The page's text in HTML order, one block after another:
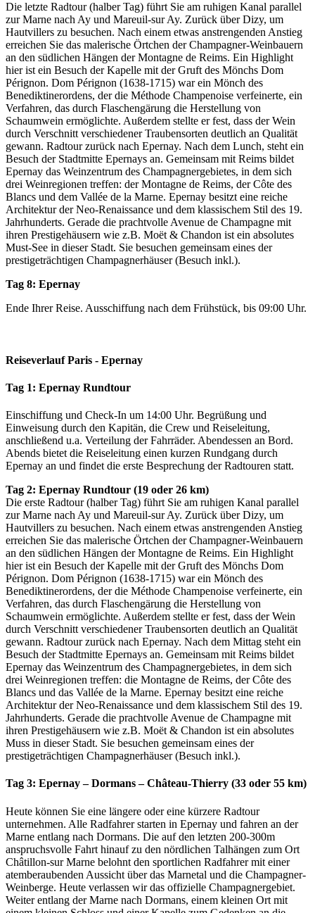
Die letzte Radtour (halber Tag) führt Sie am ruhigen Kanal parallel
zur Marne nach Ay und Mareuil-sur Ay. Zurück über Dizy, um
Hautvillers zu besuchen. Nach einem etwas anstrengenden Anstieg
erreichen Sie das malerische Örtchen der Champagner-Weinbauern
an den südlichen Hängen der Montagne de Reims. Ein Highlight
hier ist ein Besuch der Kapelle mit der Gruft des Mönchs Dom
Pérignon. Dom Pérignon (1638-1715) war ein Mönch des
Benediktinerordens, der die Méthode Champenoise verfeinerte, ein
Verfahren, das durch Flaschengärung die Herstellung von
Schaumwein ermöglichte. Außerdem stellte er fest, dass der Wein
durch Verschnitt verschiedener Traubensorten deutlich an Qualität
gewann. Radtour zurück nach Epernay. Nach dem Lunch, steht ein
Besuch der Stadtmitte Epernays an. Gemeinsam mit Reims bildet
Epernay das Weinzentrum des Champagnergebietes, in dem sich
drei Weinregionen treffen: der Montagne de Reims, der Côte des
Blancs und dem Vallée de la Marne. Epernay besitzt eine reiche
Architektur der Neo-Renaissance und dem klassischem Stil des 19.
Jahrhunderts. Gerade die prachtvolle Avenue de Champagne mit
ihren Prestigehäusern wie z.B. Moët & Chandon ist ein absolutes
Must-See in dieser Stadt. Sie besuchen gemeinsam eines der
prestigeträchtigen Champagnerhäuser (Besuch inkl.).
Tag 8: Epernay
Ende Ihrer Reise. Ausschiffung nach dem Frühstück, bis 09:00 Uhr.
Reiseverlauf Paris - Epernay
Tag 1: Epernay Rundtour
Einschiffung und Check-In um 14:00 Uhr. Begrüßung und
Einweisung durch den Kapitän, die Crew und Reiseleitung,
anschließend u.a. Verteilung der Fahrräder. Abendessen an Bord.
Abends bietet die Reiseleitung einen kurzen Rundgang durch
Epernay an und findet die erste Besprechung der Radtouren statt.
Tag 2: Epernay Rundtour (19 oder 26 km)
Die erste Radtour (halber Tag) führt Sie am ruhigen Kanal parallel
zur Marne nach Ay und Mareuil-sur Ay. Zurück über Dizy, um
Hautvillers zu besuchen. Nach einem etwas anstrengenden Anstieg
erreichen Sie das malerische Örtchen der Champagner-Weinbauern
an den südlichen Hängen der Montagne de Reims. Ein Highlight
hier ist ein Besuch der Kapelle mit der Gruft des Mönchs Dom
Pérignon. Dom Pérignon (1638-1715) war ein Mönch des
Benediktinerordens, der die Méthode Champenoise verfeinerte, ein
Verfahren, das durch Flaschengärung die Herstellung von
Schaumwein ermöglichte. Außerdem stellte er fest, dass der Wein
durch Verschnitt verschiedener Traubensorten deutlich an Qualität
gewann. Radtour zurück nach Epernay. Nach dem Mittag steht ein
Besuch der Stadtmitte Epernays an. Gemeinsam mit Reims bildet
Epernay das Weinzentrum des Champagnergebietes, in dem sich
drei Weinregionen treffen: die Montagne de Reims, der Côte des
Blancs und das Vallée de la Marne. Epernay besitzt eine reiche
Architektur der Neo-Renaissance und dem klassischem Stil des 19.
Jahrhunderts. Gerade die prachtvolle Avenue de Champagne mit
ihren Prestigehäusern wie z.B. Moët & Chandon ist ein absolutes
Muss in dieser Stadt. Sie besuchen gemeinsam eines der
prestigeträchtigen Champagnerhäuser (Besuch inkl.).
Tag 3: Epernay – Dormans – Château-Thierry (33 oder 55 km)
Heute können Sie eine längere oder eine kürzere Radtour
unternehmen. Alle Radfahrer starten in Epernay und fahren an der
Marne entlang nach Dormans. Die auf den letzten 200-300m
anspruchsvolle Fahrt hinauf zu den nördlichen Talhängen zum Ort
Châtillon-sur Marne belohnt den sportlichen Radfahrer mit einer
atemberaubenden Aussicht über das Marnetal und die Champagner-
Weinberge. Heute verlassen wir das offizielle Champagnergebiet.
Weiter entlang der Marne nach Dormans, einem kleinen Ort mit